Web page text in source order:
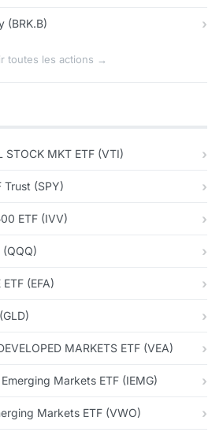
(BRK.B)
toutes les actions →
STOCK MKT ETF (VTI)
Trust (SPY)
ETF (IVV)
(EFA)
MARKETS ETF (VEA)
Markets ETF (IEMG)
Markets ETF (VWO)